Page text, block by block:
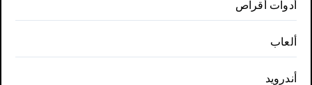
أدوات أقراص
ألعاب
أندرويد